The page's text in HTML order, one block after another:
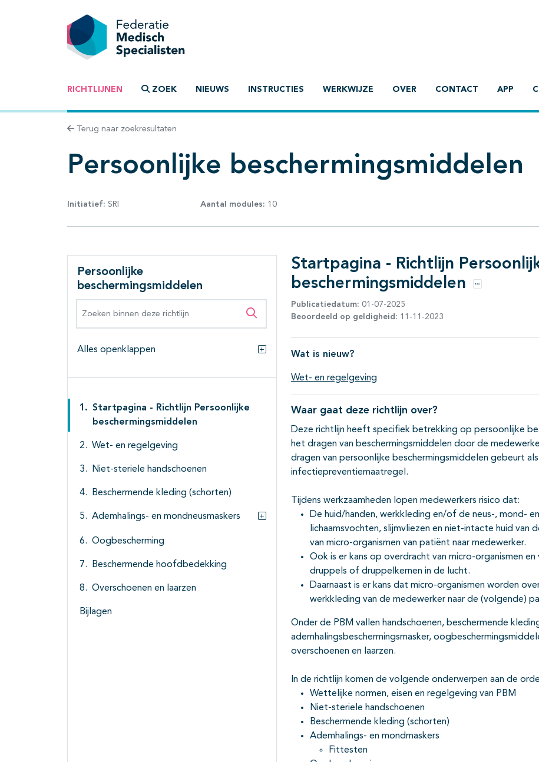
RICHTLIJNEN ZOEK NIEUWS INSTRUCTIES WERKWIJZE OVER CONTACT APP
Terug naar zoekresultaten
Persoonlijke beschermingsmiddelen
Initiatief: SRI Aantal modules: 10
Persoonlijke
beschermingsmiddelen
Zoeken binnen deze richtlijn
Alles openklappen
Startpagina - Richtlijn Persoonlijke
beschermingsmiddelen
Wet- en regelgeving
Niet-steriele handschoenen
Beschermende kleding (schorten)
Ademhalings- en mondneusmaskers
Subpagina's open- en dichtklappen
Oogbescherming
Beschermende hoofdbedekking
Overschoenen en laarzen
Bijlagen
Startpagina - Richtlijn
beschermingsmiddelen
Opties
Publicatiedatum: 01-07-2025
Beoordeeld op geldigheid: 11-11-2023
Wat is nieuw?
Wet- en regelgeving
Waar gaat deze richtlijn over?
Deze richtlijn heeft specifiek betrekking op persoonlijke
het dragen van beschermingsmiddelen door de
dragen van persoonlijke beschermingsmiddelen gebeurt
infectiepreventiemaatregel.
Tijdens werkzaamheden lopen medewerkers risico dat:
De huid/handen, werkkleding en/of de neus-, mond-
lichaamsvochten, slijmvliezen en niet-intacte huid van
van micro-organismen van patiënt naar medewerker.
Ook is er kans op overdracht van micro-organismen
druppels of druppelkernen in de lucht.
Daarnaast is er kans dat micro-organismen worden
werkkleding van de medewerker naar de (volgende)
Onder de PBM vallen handschoenen, beschermende
ademhalingsbeschermingsmasker,
overschoenen en laarzen.
In de richtlijn komen de volgende onderwerpen aan de
Wettelijke normen, eisen en regelgeving van PBM
Niet-steriele handschoenen
Beschermende kleding (schorten)
Ademhalings- en mondmaskers
Fittesten